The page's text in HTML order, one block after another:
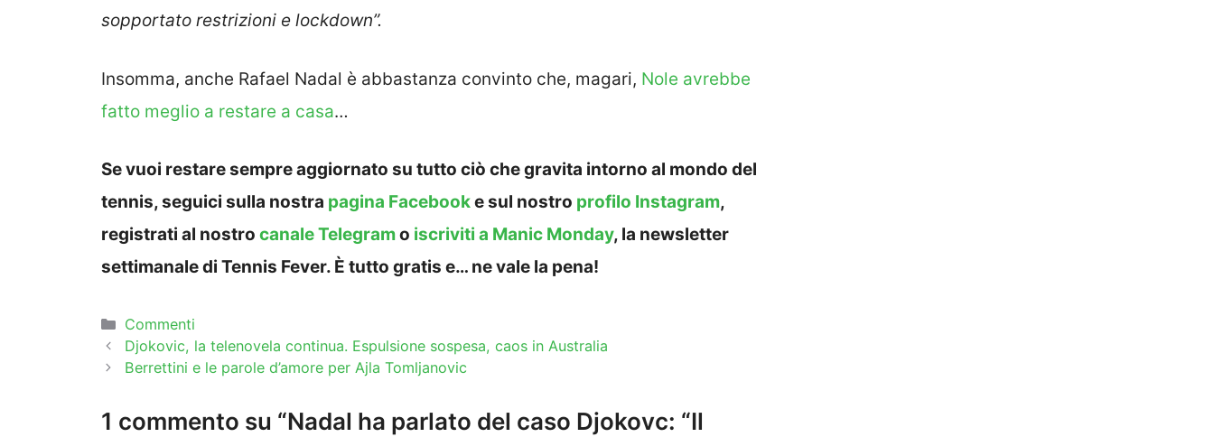
sopportato restrizioni e lockdown”.
Insomma, anche Rafael Nadal è abbastanza convinto che, magari, Nole avrebbe
fatto meglio a restare a casa…
Se vuoi restare sempre aggiornato su tutto ciò che gravita intorno al mondo del
tennis, seguici sulla nostra pagina Facebooke sul nostro profilo Instagram,
registrati al nostro canale Telegramo iscriviti a Manic Monday, la newsletter
settimanale di Tennis Fever. È tutto gratis e… ne vale la pena!
Categorie
Commenti
Djokovic, la telenovela continua. Espulsione sospesa, caos in Australia
Berrettini e le parole d’amore per Ajla Tomljanovic
1 commento su “Nadal ha parlato del caso Djokovc: “Il